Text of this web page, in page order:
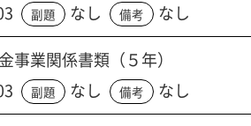
副題 なし 備考
なし
事業関係書類（５年）
副題 なし 備考
なし